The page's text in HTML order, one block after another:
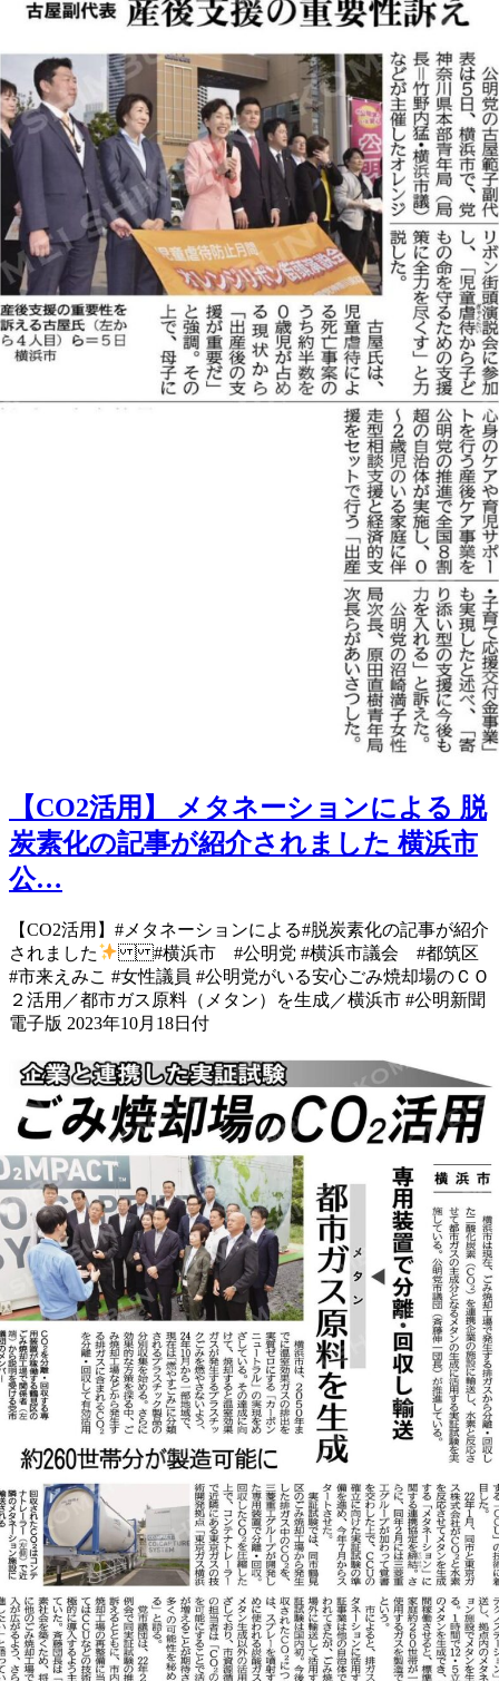
【CO2活用】 メタネーションによる 脱
炭素化の記事が紹介されました 横浜市
公…
【CO2活用】 #メタネーション による#脱炭素化 の記事が紹介
されました
#横浜市 #公明党 #横浜市議会 #都筑区
#市来えみこ #女性議員 #公明党がいる安心 ごみ焼却場のＣＯ
２活用／都市ガス原料（メタン）を生成／横浜市 #公明新聞
電子版 2023年10月18日付